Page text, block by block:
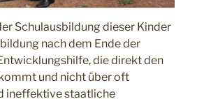
Schulausbildung dieser Kinder
nach dem Ende der
die direkt den
und nicht über oft
ineffektive staatliche